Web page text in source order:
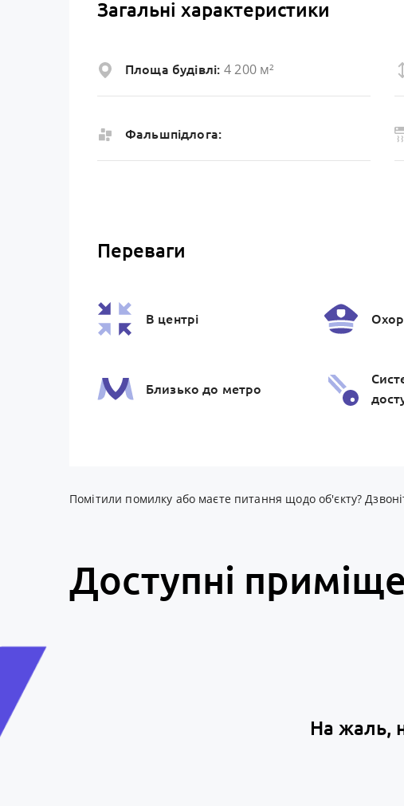
Загальні характеристики
Площа будівлі: 4 200 м²
Фальшпідлога:
Переваги
В центрі
Близько до метро
Помітили помилку або маєте питання щодо об'єкту?
Доступні
На жаль,